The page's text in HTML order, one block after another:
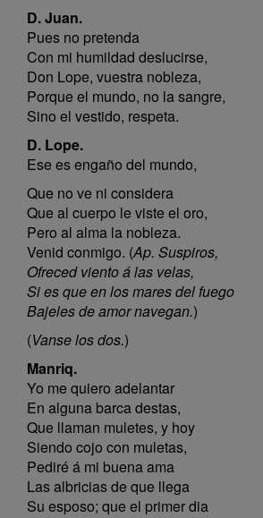
D. Juan.
Pues no pretenda
Con mi humildad deslucirse,
Don Lope, vuestra nobleza,
Porque el mundo, no la sangre,
Sino el vestido, respeta.
D. Lope.
Ese es engaño del mundo,
Que no ve ni considera
Que al cuerpo le viste el oro,
Pero al alma la nobleza.
Venid conmigo. (Ap. Suspiros,
Ofreced viento á las velas,
Si es que en los mares del fuego
Bajeles de amor navegan.)
(Vanse los dos.)
Manriq.
Yo me quiero adelantar
En alguna barca destas,
Que llaman muletes, y hoy
Siendo cojo con muletas,
Pediré á mi buena ama
Las albricias de que llega
Su esposo; que el primer dia